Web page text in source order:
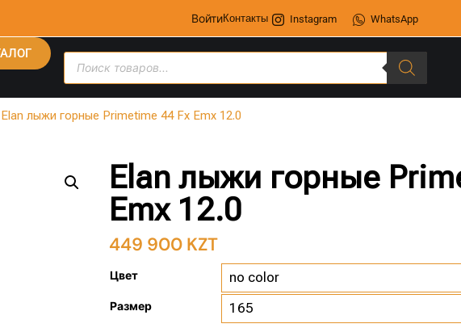
ВойтиКонтакты Instagram WhatsApp
лыжи горные Primetime 44 Fx Emx 12.0
Elan лыжи горные
Emx 12.0
449 900 KZT
Цвет
Размер